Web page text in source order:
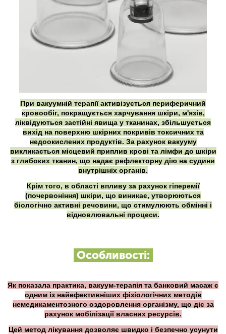
При вакуумній терапії активізується периферичний
кровообіг, покращується харчування шкіри, м'язів,
ліквідуються застійні явища у тканинах, збільшується
вихід на поверхню шкірних покривів токсичних та
недоокислених продуктів. За рахунок вакууму
викликається місцевий приплив крові та лімфи до шкіри
з глибоких тканин, що надає рефлекторну дію на судини
внутрішніх органів.
Крім того, в області впливу за рахунок гіперемії
(почервоніння) шкіри, що виникає, утворюються
біологічно активні речовини, що стимулюють обмінні і
відновлювальні процеси.
Особливості:
Як показала практика, вакуум-терапія та банковий масаж є
одним із найефективніших фізіологічних методів
немедикаментозного оздоровлення організму, що діє за
рахунок мобілізації власних ресурсів.
Цей метод лікування дозволяє швидко і безпечно усунути